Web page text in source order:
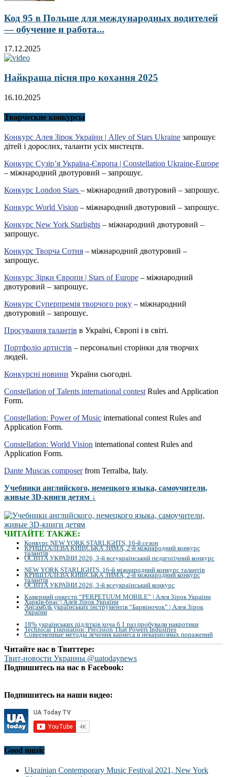
Код 95 в Польше для международных водителей
— обучение и работа...
17.12.2025
Найкраща пісня про кохання 2025
16.10.2025
Творческие конкурсы
Конкурс Алея Зірок України | Alley of Stars Ukraine запрошує
дітей і дорослих, таланти усіх мистецтв.
Конкурс Сузір’я Україна-Європа | Constellation Ukraine-Europe
– міжнародний двотуровий – запрошує.
Конкурс London Stars – міжнародний двотуровий – запрошує.
Конкурс World Vision – міжнародний двотуровий – запрошує.
Конкурс New York Starlights – міжнародний двотуровий –
запрошує.
Конкурс Творча Сотня – міжнародний двотуровий –
запрошує.
Конкурс Зірки Європи | Stars of Europe – міжнародний
двотуровий – запрошує.
Конкурс Суперпремія творчого року – міжнародний
двотуровий – запрошує.
Просування талантів в Україні, Європі і в світі.
Портфоліо артистів – персональні сторінки для творчих
людей.
Конкурсні новини України сьогодні.
Constellation of Talents international contest Rules and Application
Form.
Constellation: Power of Music international contest Rules and
Application Form.
Constellation: World Vision international contest Rules and
Application Form.
Dante Muscas composerfrom Terralba, Italy.
Учебники английского, немецкого языка, самоучители,
живые 3D-книги детям ↓
ЧИТАЙТЕ ТАКЖЕ:
Конкурс NEW YORK STARLIGHTS, 16-й сезон
КРИШТАЛЕВА КИЇВСЬКА ЗИМА, 2-й міжнародний конкурс
талантів
ОСВІТА УКРАЇНИ 2026, 3-й всеукраїнський педагогічний конкурс
NEW YORK STARLIGHTS, 16-й міжнародний конкурс талантів
КРИШТАЛЕВА КИЇВСЬКА ЗИМА, 2-й міжнародний конкурс
талантів
ОСВІТА УКРАЇНИ 2026, 3-й всеукраїнський конкурс
Камерний оркестр “PERPETUUM MOBILE” | Алея Зірок України
Харків-брас | Алея Зірок України
Ансамбль українських інструментів “Барвіночок” | Алея Зірок
України
18% українських підлітків хоча б 1 раз пробували накротики
Technical Translation: Precision That Powers Industries
Современные методы лечения кариеса и некариозных поражений
Читайте нас в Твиттере:
Твит-новости Украины @uatodaynews
Подпишитесь на нас в Facebook:
Подпишитесь на наши видео:
Good music
Ukrainian Contemporary Music Festival 2021, New York